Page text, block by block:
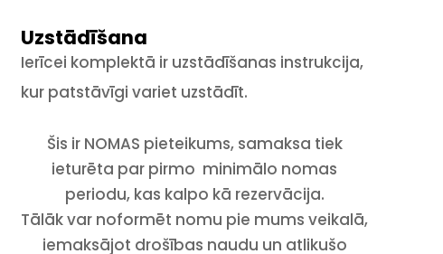
Uzstādīšana
Ierīcei komplektā ir uzstādīšanas instrukcija,
kur patstāvīgi variet uzstādīt.
Šis ir NOMAS pieteikums, samaksa tiek
ieturēta par pirmo minimālo nomas
periodu, kas kalpo kā rezervācija.
Tālāk var noformēt nomu pie mums veikalā,
iemaksājot drošības naudu un atlikušo